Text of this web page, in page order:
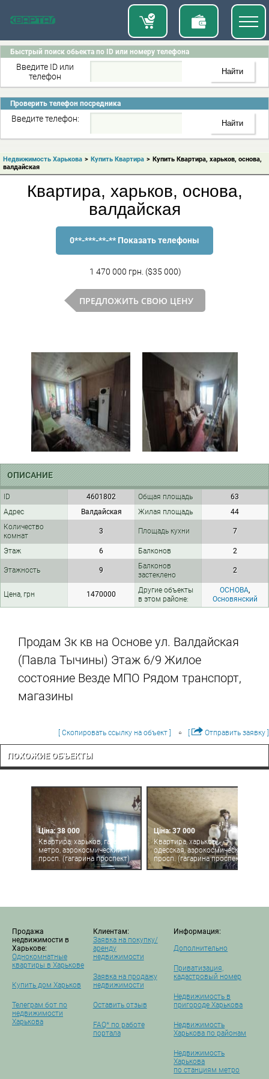
Быстрый поиск обьекта по ID или номеру телефона
Введите ID или
телефон
Проверить телефон посредника
Введите телефон:
Недвижимость Харькова > Купить Квартира > Купить Квартира, харьков, основа,
валдайская
Квартира, харьков, основа,
валдайская
0**-***-**-** Показать телефоны
1 470 000 грн. ($35 000)
ПРЕДЛОЖИТЬ СВОЮ ЦЕНУ
ОПИСАНИЕ
ID 4601802 Общая площадь
63
Адрес
Валдайская Жилая площадь
44
Количество
комнат
3 Площадь кухни 7
Этаж 6 Балконов 2
Этажность 9
Балконов
застеклено
2
Цена, грн 1470000
Другие объекты
в этом районе:
ОСНОВА,
Основянский
Продам 3к кв на Основе ул. Валдайская
(Павла Тычины) Этаж 6/9 Жилое
состояние Везде МПО Рядом транспорт,
магазины
[ Скопировать ссылку на объект ] Отправить заявку ]
ПОХОЖИЕ ОБЪЕКТЫ
Ціна: 38 000
Квартира, харьков, гагарина
метро, аэрокосмический
просп. (гагарина проспект)
Ціна: 37 000
Квартира, харьков,
одесская, аэрокосмический
просп. (гагарина проспект)
Продажа
недвижимости в
Харькове:
Однокомнатные
квартиры в Харькове
Купить дом Харьков
Телеграм бот по
недвижимости
Харькова
Клиентам:
Заявка на покупку/
аренду
недвижимости
Заявка на продажу
недвижимости
Оставить отзыв
FAQ* по работе
портала
Информация:
Дополнительно
Приватизация,
кадастровый номер
Недвижимость в
пригороде Харькова
Недвижимость
Харькова по районам
Недвижимость
Харькова
по станциям метро